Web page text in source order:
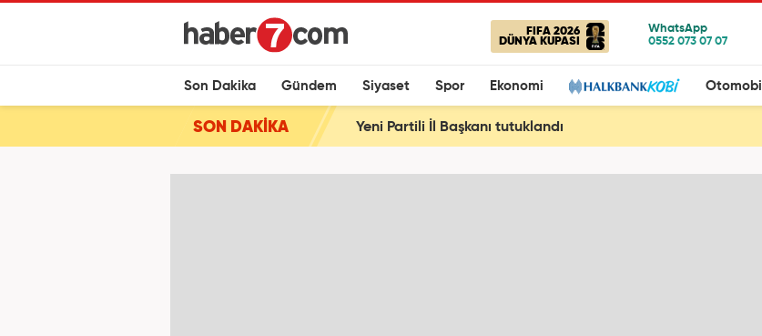
FIFA 2026
DÜNYA KUPASI
Son Dakika Gündem Siyaset Spor Ekonomi Otomobil
SON DAKİKA Yeni Partili İl Başkanı tutuklandı